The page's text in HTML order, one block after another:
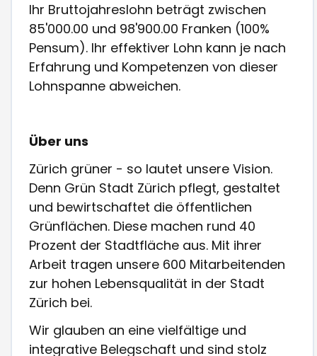
Ihr Bruttojahreslohn beträgt zwischen
85'000.00 und 98'900.00 Franken (100%
Pensum). Ihr effektiver Lohn kann je nach
Erfahrung und Kompetenzen von dieser
Lohnspanne abweichen.
Über uns
Zürich grüner - so lautet unsere Vision.
Denn Grün Stadt Zürich pflegt, gestaltet
und bewirtschaftet die öffentlichen
Grünflächen. Diese machen rund 40
Prozent der Stadtfläche aus. Mit ihrer
Arbeit tragen unsere 600 Mitarbeitenden
zur hohen Lebensqualität in der Stadt
Zürich bei.
Wir glauben an eine vielfältige und
integrative Belegschaft und sind stolz